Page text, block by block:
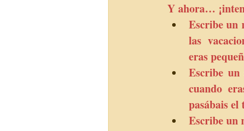
Y ahora…
Escribe un
las
eras
Escribe
cuando
pasábais
Escribe un